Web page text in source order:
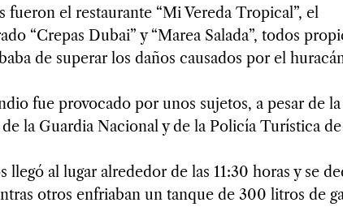
fueron el restaurante “Mi Vereda Tropical”, el
“Crepas Dubai” y “Marea Salada”, todos
de superar los daños causados ​​por el
fue provocado por unos sujetos, a pesar de la
la Guardia Nacional y de la Policía Turística de
llegó al lugar alrededor de las 11:30 horas y se
otros enfriaban un tanque de 300 litros de